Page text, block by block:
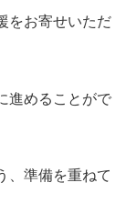
をお寄せいただ
進めることがで
、準備を重ねて